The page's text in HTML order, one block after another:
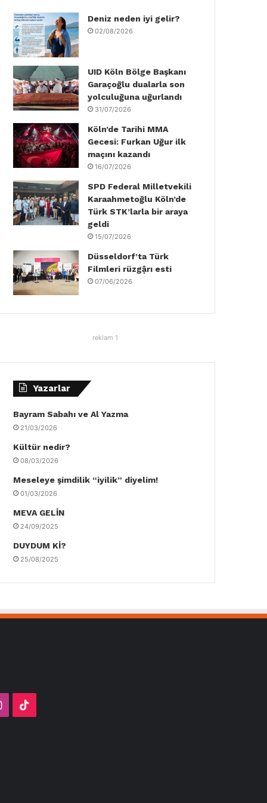
o
o
e
r
d
n
b
g
a
m
k
Deniz neden iyi gelir?
02/08/2026
UID Köln Bölge Başkanı
Garaçoğlu dualarla son
yolculuğuna uğurlandı
31/07/2026
Köln’de Tarihi MMA
Gecesi: Furkan Uğur ilk
maçını kazandı
16/07/2026
SPD Federal Milletvekili
Karaahmetoğlu Köln’de
Türk STK’larla bir araya
geldi
15/07/2026
Düsseldorf’ta Türk
Filmleri rüzgậrı esti
07/06/2026
reklam 1
Yazarlar
Bayram Sabahı ve Al Yazma
21/03/2026
Kültür nedir?
08/03/2026
Meseleye şimdilik “iyilik” diyelim!
01/03/2026
MEVA GELİN
24/09/2025
DUYDUM Kİ?
25/08/2025
Instagram